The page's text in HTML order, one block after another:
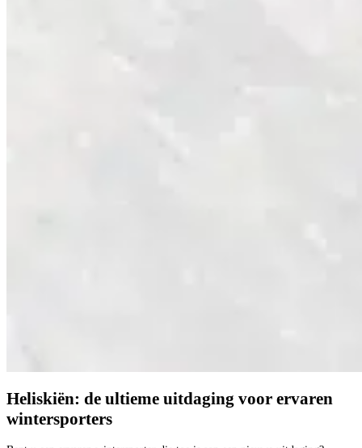
Heliskiën: de ultieme uitdaging voor ervaren
wintersporters